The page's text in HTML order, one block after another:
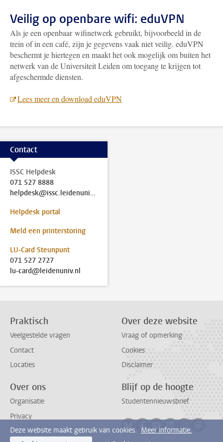
Veilig op openbare wifi: eduVPN
Als je een openbaar wifinetwerk gebruikt, bijvoorbeeld in de
trein of in een café, zijn je gegevens vaak niet veilig. eduVPN
beschermt je hiertegen en maakt het ook mogelijk om buiten het
netwerk van de Universiteit Leiden om toegang te krijgen tot
afgeschermde diensten.
Lees meer en download eduVPN
Contact
ISSC Helpdesk
071 527 8888
helpdesk@issc.leidenuniv.nl
Helpdesk portal
Meld een printerstoring
LU-Card Steunpunt
071 527 2727
lu-card@leidenuniv.nl
Praktisch
Veelgestelde vragen
Contact
Locaties
Over deze website
Vraag of opmerking
Cookies
Disclaimer
Over ons
Organisatie
Privacy
Blijf op de hoogte
Studentennieuwsbrief
Deze website maakt gebruik van cookies. Meer informatie.